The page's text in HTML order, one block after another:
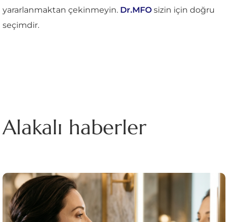
yararlanmaktan çekinmeyin. Dr.MFO sizin için doğru
seçimdir.
Alakalı haberler